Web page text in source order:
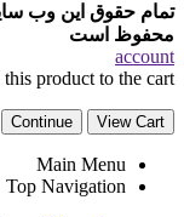
تمام حقوق این وب
محفوظ است
account
product to the cart:
View Cart
Continue
Main Menu
Top Navigation